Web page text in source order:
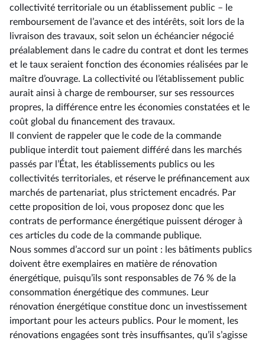
collectivité territoriale ou un établissement public – le
remboursement de l’avance et des intérêts, soit lors de la
livraison des travaux, soit selon un échéancier négocié
préalablement dans le cadre du contrat et dont les termes
et le taux seraient fonction des économies réalisées par le
maître d’ouvrage. La collectivité ou l’établissement public
aurait ainsi à charge de rembourser, sur ses ressources
propres, la différence entre les économies constatées et le
coût global du financement des travaux.
Il convient de rappeler que le code de la commande
publique interdit tout paiement différé dans les marchés
passés par l’État, les établissements publics ou les
collectivités territoriales, et réserve le préfinancement aux
marchés de partenariat, plus strictement encadrés. Par
cette proposition de loi, vous proposez donc que les
contrats de performance énergétique puissent déroger à
ces articles du code de la commande publique.
Nous sommes d’accord sur un point : les bâtiments publics
doivent être exemplaires en matière de rénovation
énergétique, puisqu’ils sont responsables de 76 % de la
consommation énergétique des communes. Leur
rénovation énergétique constitue donc un investissement
important pour les acteurs publics. Pour le moment, les
rénovations engagées sont très insuffisantes, qu’il s’agisse